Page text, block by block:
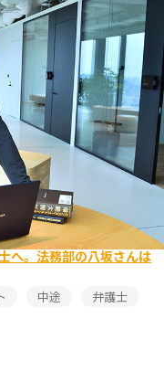
へ。法務部の八坂さんは
中途
弁護士